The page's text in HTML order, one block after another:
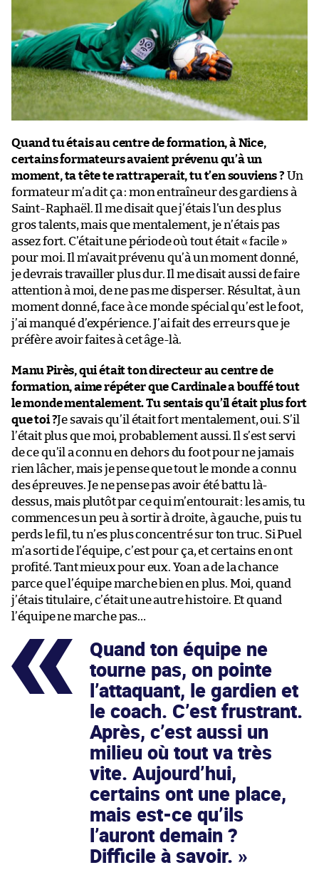
Quand tu étais au centre de formation, à Nice,
certains formateurs avaient prévenu qu’à un
moment, ta tête te rattraperait, tu t’en souviens ? Un
formateur m’a dit ça : mon entraîneur des gardiens à
Saint-Raphaël. Il me disait que j’étais l’un des plus
gros talents, mais que mentalement, je n’étais pas
assez fort. C’était une période où tout était « facile »
pour moi. Il m’avait prévenu qu’à un moment donné,
je devrais travailler plus dur. Il me disait aussi de faire
attention à moi, de ne pas me disperser. Résultat, à un
moment donné, face à ce monde spécial qu’est le foot,
j’ai manqué d’expérience. J’ai fait des erreurs que je
préfère avoir faites à cet âge-là.
Manu Pirès, qui était ton directeur au centre de
formation, aime répéter que Cardinale a bouffé tout
le monde mentalement. Tu sentais qu’il était plus fort
que toi ?Je savais qu’il était fort mentalement, oui. S’il
l’était plus que moi, probablement aussi. Il s’est servi
de ce qu’il a connu en dehors du foot pour ne jamais
rien lâcher, mais je pense que tout le monde a connu
des épreuves. Je ne pense pas avoir été battu là-
dessus, mais plutôt par ce qui m’entourait : les amis, tu
commences un peu à sortir à droite, à gauche, puis tu
perds le fil, tu n’es plus concentré sur ton truc. Si Puel
m’a sorti de l’équipe, c’est pour ça, et certains en ont
profité. Tant mieux pour eux. Yoan a de la chance
parce que l’équipe marche bien en plus. Moi, quand
j’étais titulaire, c’était une autre histoire. Et quand
l’équipe ne marche pas…
Quand ton équipe ne
tourne pas, on pointe
l’attaquant, le gardien et
le coach. C’est frustrant.
Après, c’est aussi un
milieu où tout va très
vite. Aujourd’hui,
certains ont une place,
mais est-ce qu’ils
l’auront demain ?
Difficile à savoir.